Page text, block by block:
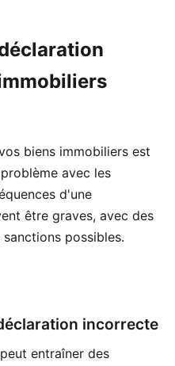
biens immobiliers est
avec les
d'une
être graves, avec des
possibles.
incorrecte
entraîner des